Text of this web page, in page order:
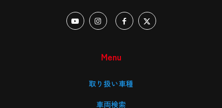
Menu
取り扱い車種
車両検索